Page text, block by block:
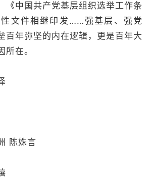
《中国共产党基层组织选举工作条
文件相继印发……强基层、强党
百年弥坚的内在逻辑，更是百年大
所在。
陈姝言